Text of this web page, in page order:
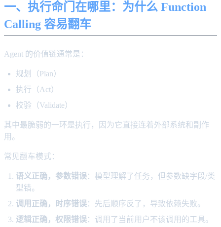
一、执行命门在哪里：为什么 Function
Calling 容易翻车
Agent 的价值链通常是：
规划（Plan）
执行（Act）
校验（Validate）
其中最脆弱的一环是执行，因为它直接连着外部系统和副作
用。
常见翻车模式：
语义正确，参数错误：模型理解了任务，但参数缺字段/类
型错。
调用正确，时序错误：先后顺序反了，导致依赖失败。
逻辑正确，权限错误：调用了当前用户不该调用的工具。